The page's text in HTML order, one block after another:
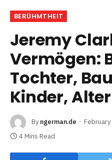
BERÜHMTHEIT
Jeremy
Vermögen:
Tochter,
Kinder, Alter
By ngerman.de
4 Mins Read